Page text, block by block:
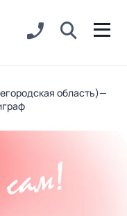
область)—